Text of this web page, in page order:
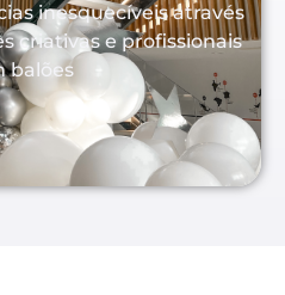
inesquecíveis através
criativas e profissionais
balões